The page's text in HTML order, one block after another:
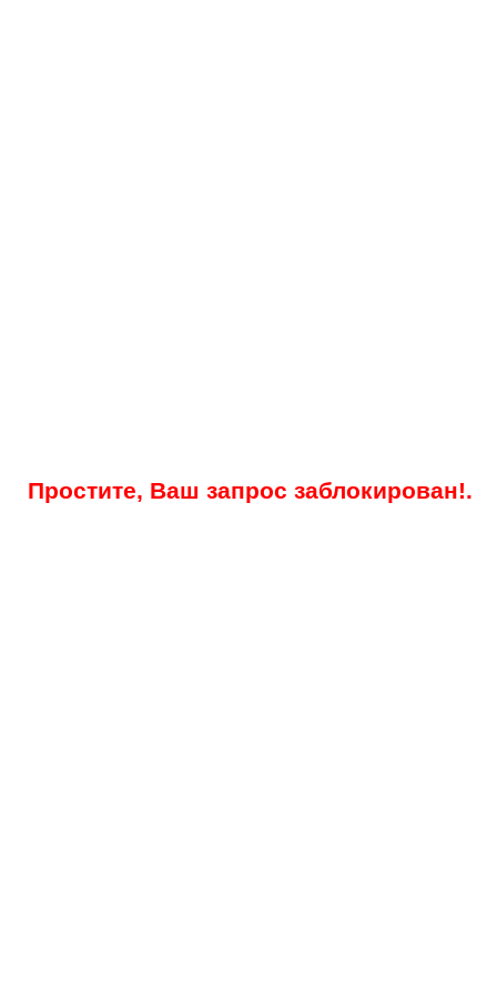
Простите, Ваш запрос заблокирован!.